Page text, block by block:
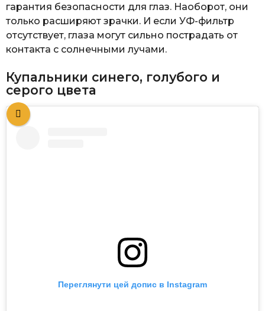
гарантия безопасности для глаз. Наоборот, они
только расширяют зрачки. И если УФ-фильтр
отсутствует, глаза могут сильно пострадать от
контакта с солнечными лучами.
Купальники синего, голубого и
серого цвета
Переглянути цей допис в Instagram